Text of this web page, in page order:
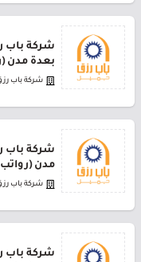
بعدة مدن
شركة باب
شركة باب
مدن (رواتب تصل
شركة باب
شركة باب